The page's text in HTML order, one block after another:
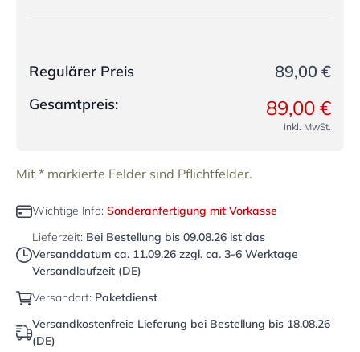
Regulärer Preis 89,00 €
Gesamtpreis: 89,00 €
inkl. MwSt.
Mit * markierte Felder sind Pflichtfelder.
Wichtige Info: Sonderanfertigung mit Vorkasse
Lieferzeit: Bei Bestellung bis 09.08.26 ist das
Versanddatum ca. 11.09.26 zzgl. ca. 3-6 Werktage
Versandlaufzeit (DE)
Versandart: Paketdienst
Versandkostenfreie Lieferung bei Bestellung bis 18.08.26
(DE)